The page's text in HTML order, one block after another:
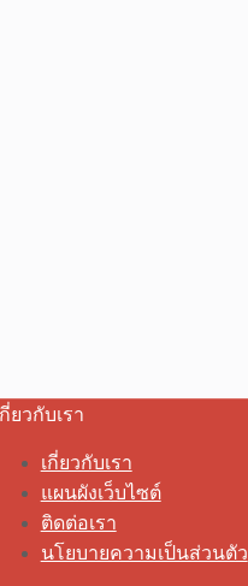
กี่ยวกับเรา
เกี่ยวกับเรา
แผนผังเว็บไซต์
ติดต่อเรา
นโยบายความเป็นส่วนตัว